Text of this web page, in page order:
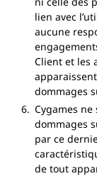
lien avec
aucune
Client et les
dommages
Cygames
dommages
par ce
de tout